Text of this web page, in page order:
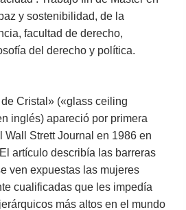
y sostenibilidad, de la
facultad de derecho,
del derecho y política.
Cristal» («glass ceiling
inglés) apareció por primera
Wall Strett Journal en 1986 en
artículo describía las barreras
ven expuestas las mujeres
cualificadas que les impedía
más altos en el mundo